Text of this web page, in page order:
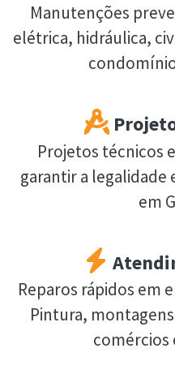
Manutenções
elétrica, hidráulica,
Projetos técnicos
garantir a legalidade
em
Reparos rápidos em
Pintura,
comércios